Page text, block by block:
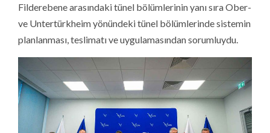
Filderebene arasındaki tünel bölümlerinin yanı sıra Ober-
ve Untertürkheim yönündeki tünel bölümlerinde sistemin
planlanması, teslimatı ve uygulamasından sorumluydu.